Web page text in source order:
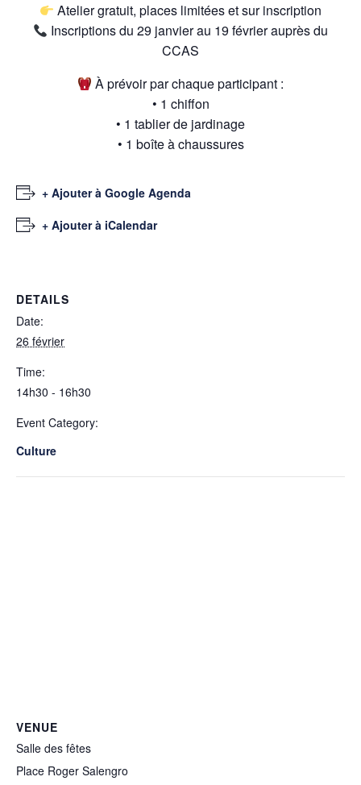
Atelier gratuit, places limitées et sur inscription
Inscriptions du 29 janvier au 19 février auprès du
CCAS
À prévoir par chaque participant :
• 1 chiffon
• 1 tablier de jardinage
• 1 boîte à chaussures
+ Ajouter à Google Agenda
+ Ajouter à iCalendar
DETAILS
Date:
26 février
Time:
14h30 - 16h30
Event Category:
Culture
VENUE
Salle des fêtes
Place Roger Salengro